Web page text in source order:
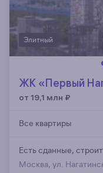
Элитный
ЖК «Первый
от 19,1 млн ₽
Все квартиры
Есть сданные,
Москва, ул.